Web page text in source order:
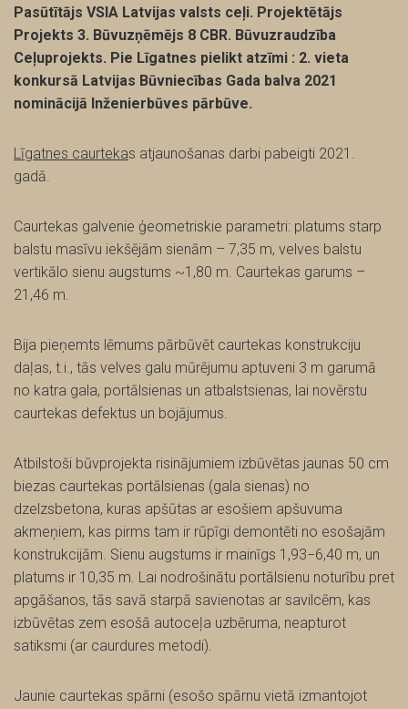
Pasūtītājs VSIA Latvijas valsts ceļi. Projektētājs
Projekts 3. Būvuzņēmējs 8 CBR. Būvuzraudzība
Ceļuprojekts. Pie Līgatnes pielikt atzīmi : 2. vieta
konkursā Latvijas Būvniecības Gada balva 2021
nominācijā Inženierbūves pārbūve.
Līgatnes caurtekas atjaunošanas darbi pabeigti 2021.
gadā.
Caurtekas galvenie ģeometriskie parametri: platums starp
balstu masīvu iekšējām sienām – 7,35 m, velves balstu
vertikālo sienu augstums ~1,80 m. Caurtekas garums –
21,46 m.
Bija pieņemts lēmums pārbūvēt caurtekas konstrukciju
daļas, t.i., tās velves galu mūrējumu aptuveni 3 m garumā
no katra gala, portālsienas un atbalstsienas, lai novērstu
caurtekas defektus un bojājumus.
Atbilstoši būvprojekta risinājumiem izbūvētas jaunas 50 cm
biezas caurtekas portālsienas (gala sienas) no
dzelzsbetona, kuras apšūtas ar esošiem apšuvuma
akmeņiem, kas pirms tam ir rūpīgi demontēti no esošajām
konstrukcijām. Sienu augstums ir mainīgs 1,93−6,40 m, un
platums ir 10,35 m. Lai nodrošinātu portālsienu noturību pret
apgāšanos, tās savā starpā savienotas ar savilcēm, kas
izbūvētas zem esošā autoceļa uzbēruma, neapturot
satiksmi (ar caurdures metodi).
Jaunie caurtekas spārni (esošo spārnu vietā izmantojot